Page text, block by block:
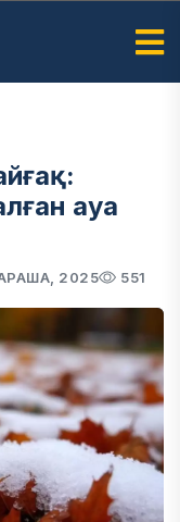
ауа
2025 551